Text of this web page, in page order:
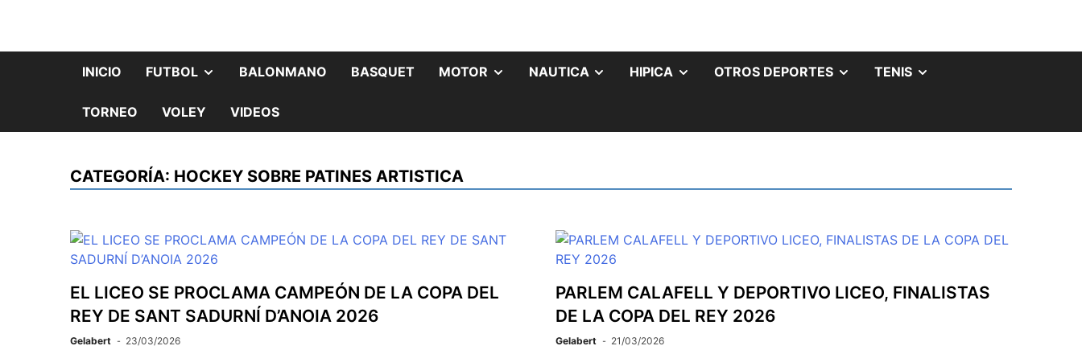
INICIO FUTBOL BALONMANO BASQUET MOTOR NAUTICA HIPICA OTROS DEPORTES TENIS
TORNEO VOLEY VIDEOS
CATEGORÍA: HOCKEY SOBRE PATINES ARTISTICA
EL LICEO SE PROCLAMA CAMPEÓN DE LA COPA DEL
REY DE SANT SADURNÍ D’ANOIA 2026
Gelabert 23/03/2026
PARLEM CALAFELL Y DEPORTIVO LICEO, FINALISTAS
DE LA COPA DEL REY 2026
Gelabert 21/03/2026